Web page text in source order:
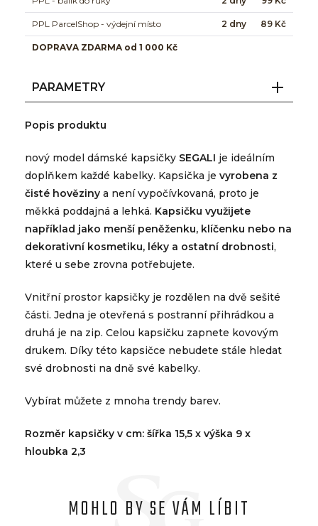
PPL ParcelShop - výdejní místo 2 dny 89 Kč
DOPRAVA ZDARMA od 1 000 Kč
PARAMETRY
Popis produktu
nový model dámské kapsičky SEGALI je ideálním
doplňkem každé kabelky. Kapsička je vyrobena z
čisté hověziny a není vypočívkovaná, proto je
měkká poddajná a lehká. Kapsičku využijete
například jako menší peněženku, klíčenku nebo na
dekorativní kosmetiku, léky a ostatní drobnosti,
které u sebe zrovna potřebujete.
Vnitřní prostor kapsičky je rozdělen na dvě sešité
části. Jedna je otevřená s postranní přihrádkou a
druhá je na zip. Celou kapsičku zapnete kovovým
drukem. Díky této kapsičce nebudete stále hledat
své drobnosti na dně své kabelky.
Vybírat můžete z mnoha trendy barev.
Rozměr kapsičky v cm: šířka 15,5 x výška 9 x
hloubka 2,3
MOHLO BY SE VÁM LÍBIT